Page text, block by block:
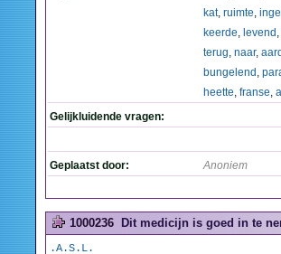
kat, ruimte,
keerde, levend ,
terug, naar,
bungelend ,
heette, franse,
Gelijkluidende vragen:
Geplaatst door: Anoniem
1000236 Dit medicijn is goed in te
.A.S.L.